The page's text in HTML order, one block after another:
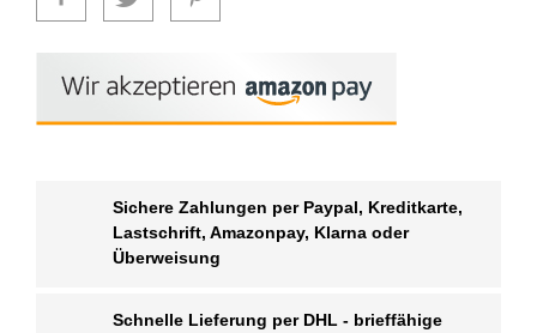
Sichere Zahlungen per Paypal, Kreditkarte,
Lastschrift, Amazonpay, Klarna oder
Überweisung
Schnelle Lieferung per DHL - brieffähige